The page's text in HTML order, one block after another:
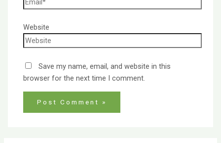
Website
Save my name, email, and website in this
browser for the next time I comment.